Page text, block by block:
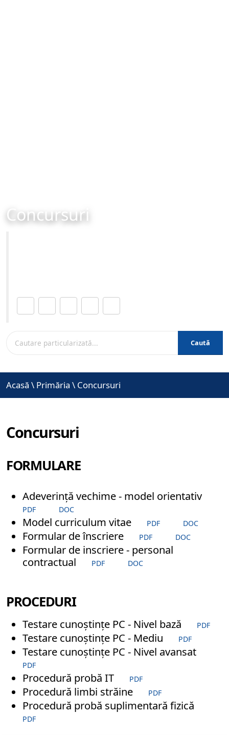
Concursuri
Caută
Acasă \ Primăria \ Concursuri
Concursuri
FORMULARE
Adeverință vechime - model orientativ
PDF DOC
Model curriculum vitae PDF DOC
Formular de înscriere PDF DOC
Formular de inscriere - personal
contractual
PDF DOC
PROCEDURI
Testare cunoștințe PC - Nivel bază PDF
Testare cunoștințe PC - Mediu PDF
Testare cunoștințe PC - Nivel avansat
PDF
Procedură probă IT PDF
Procedură limbi străine PDF
Procedură probă suplimentară fizică
PDF